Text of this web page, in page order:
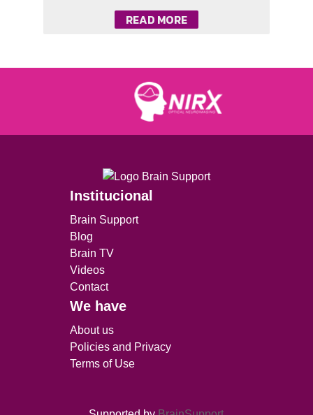
READ MORE
Institucional
Brain Support
Blog
Brain TV
Videos
Contact
We have
About us
Policies and Privacy
Terms of Use